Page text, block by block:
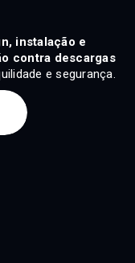
instalação e
contra descargas
e segurança.